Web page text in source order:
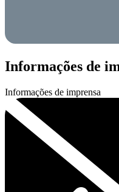
Informações de
Informações de imprensa